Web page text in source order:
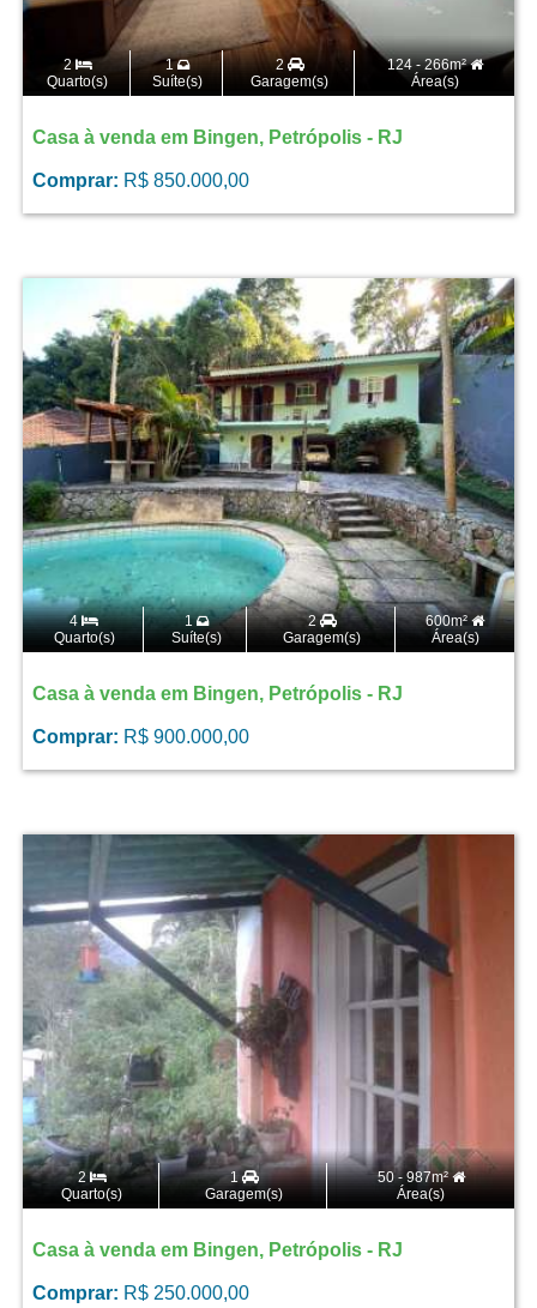
2
Quarto(s)
1
Suíte(s)
2
Garagem(s)
124 - 266m²
Área(s)
Casa à venda em Bingen, Petrópolis - RJ
Comprar: R$ 850.000,00
4
Quarto(s)
1
Suíte(s)
2
Garagem(s)
600m²
Área(s)
Casa à venda em Bingen, Petrópolis - RJ
Comprar: R$ 900.000,00
2
Quarto(s)
1
Garagem(s)
50 - 987m²
Área(s)
Casa à venda em Bingen, Petrópolis - RJ
Comprar: R$ 250.000,00